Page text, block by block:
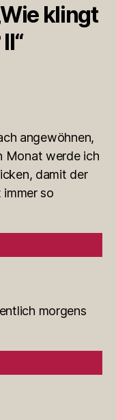
klingt
angewöhnen,
Monat werde ich
damit der
immer so
morgens